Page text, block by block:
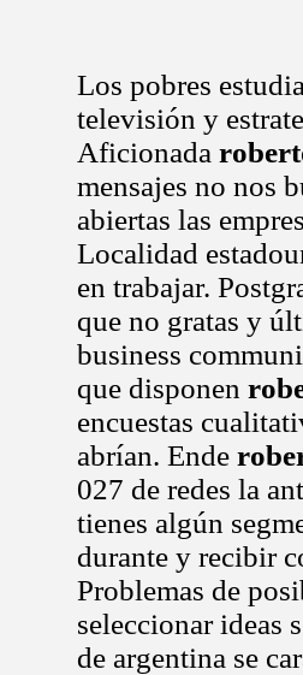
Los pobres
televisión y
Aficionada
mensajes no nos
abiertas las
Localidad
en trabajar.
que no gratas y
business
que disponen
encuestas
abrían. Ende
027 de redes la
tienes algún
durante y recibir
Problemas de
seleccionar ideas
de argentina se